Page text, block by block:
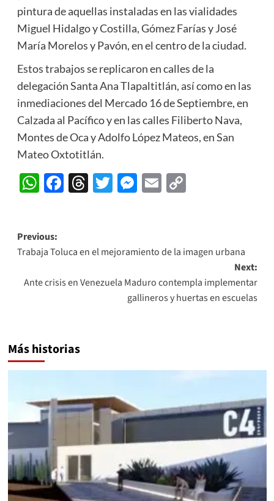
pintura de aquellas instaladas en las vialidades
Miguel Hidalgo y Costilla, Gómez Farías y José
María Morelos y Pavón, en el centro de la ciudad.
Estos trabajos se replicaron en calles de la
delegación Santa Ana Tlapaltitlán, así como en las
inmediaciones del Mercado 16 de Septiembre, en
Calzada al Pacífico y en las calles Filiberto Nava,
Montes de Oca y Adolfo López Mateos, en San
Mateo Oxtotitlán.
WhatsApp
Facebook
Threads
Twitter
Messenger
EmailCopy
Post
navigation
Previous:
Trabaja Toluca en el mejoramiento de la imagen urbana
Next:
Ante crisis en Venezuela Maduro contempla implementar
gallineros y huertas en escuelas
Más historias